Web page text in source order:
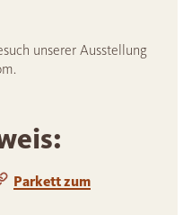
unserer Ausstellung
Parkett zum